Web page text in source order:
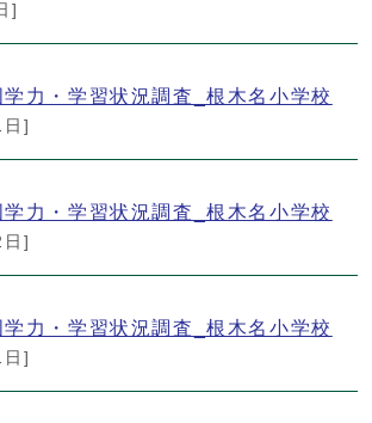
]
力・学習状況調査_根木名小学校
]
力・学習状況調査_根木名小学校
]
力・学習状況調査_根木名小学校
]